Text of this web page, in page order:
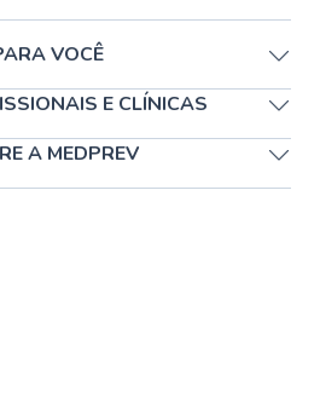
VOCÊ
E CLÍNICAS
A MEDPREV